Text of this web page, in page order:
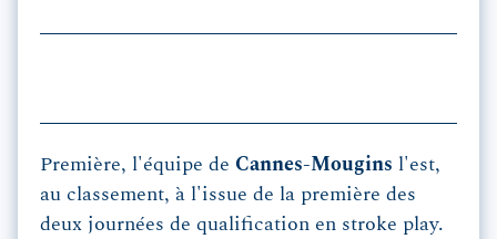
Première, l'équipe de Cannes-Mougins l'est,
au classement, à l'issue de la première des
deux journées de qualification en stroke play.